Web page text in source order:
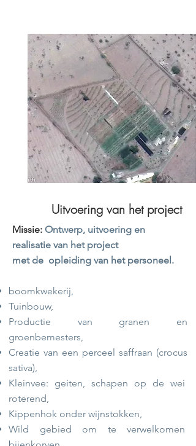
Uitvoering van het project
Missie: Ontwerp, uitvoering en
realisatie van het project
met de opleiding van het personeel.
boomkwekerij,
Tuinbouw,
Productie van granen en
groenbemesters,
Creatie van een perceel saffraan (crocus
sativa),
Kleinvee: geiten, schapen op de wei
roterend,
Kippenhok onder wijnstokken,
Wild gebied om te verwelkomen